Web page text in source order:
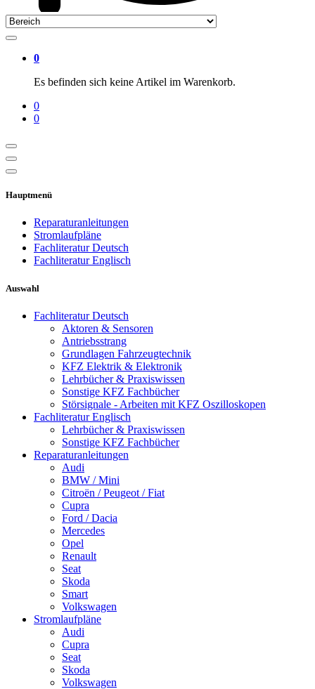
0
Es befinden sich keine Artikel im Warenkorb.
0
0
Hauptmenü
Reparaturanleitungen
Stromlaufpläne
Fachliteratur Deutsch
Fachliteratur Englisch
Auswahl
Fachliteratur Deutsch
Aktoren & Sensoren
Antriebsstrang
Grundlagen Fahrzeugtechnik
KFZ Elektrik & Elektronik
Lehrbücher & Praxiswissen
Sonstige KFZ Fachbücher
Störsignale - Arbeiten mit KFZ Oszilloskopen
Fachliteratur Englisch
Lehrbücher & Praxiswissen
Sonstige KFZ Fachbücher
Reparaturanleitungen
Audi
BMW / Mini
Citroën / Peugeot / Fiat
Cupra
Ford / Dacia
Mercedes
Opel
Renault
Seat
Skoda
Smart
Volkswagen
Stromlaufpläne
Audi
Cupra
Seat
Skoda
Volkswagen